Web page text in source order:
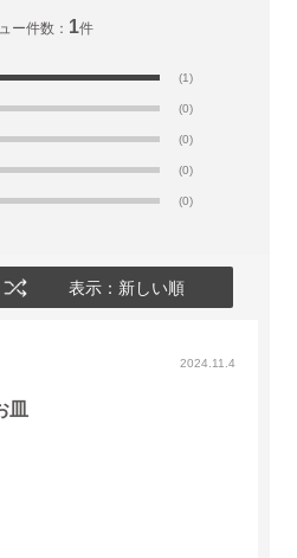
ー件数： 1件
(1)
(0)
(0)
(0)
(0)
表示：新しい順
2024.11.4
皿